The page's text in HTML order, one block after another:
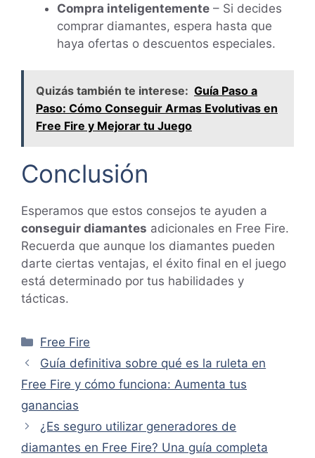
Compra inteligentemente – Si decides
comprar diamantes, espera hasta que
haya ofertas o descuentos especiales.
Quizás también te interese: Guía Paso a
Paso: Cómo Conseguir Armas Evolutivas en
Free Fire y Mejorar tu Juego
Conclusión
Esperamos que estos consejos te ayuden a
conseguir diamantes adicionales en Free Fire.
Recuerda que aunque los diamantes pueden
darte ciertas ventajas, el éxito final en el juego
está determinado por tus habilidades y
tácticas.
Categorías
Free Fire
Guía definitiva sobre qué es la ruleta en
Free Fire y cómo funciona: Aumenta tus
ganancias
¿Es seguro utilizar generadores de
diamantes en Free Fire? Una guía completa